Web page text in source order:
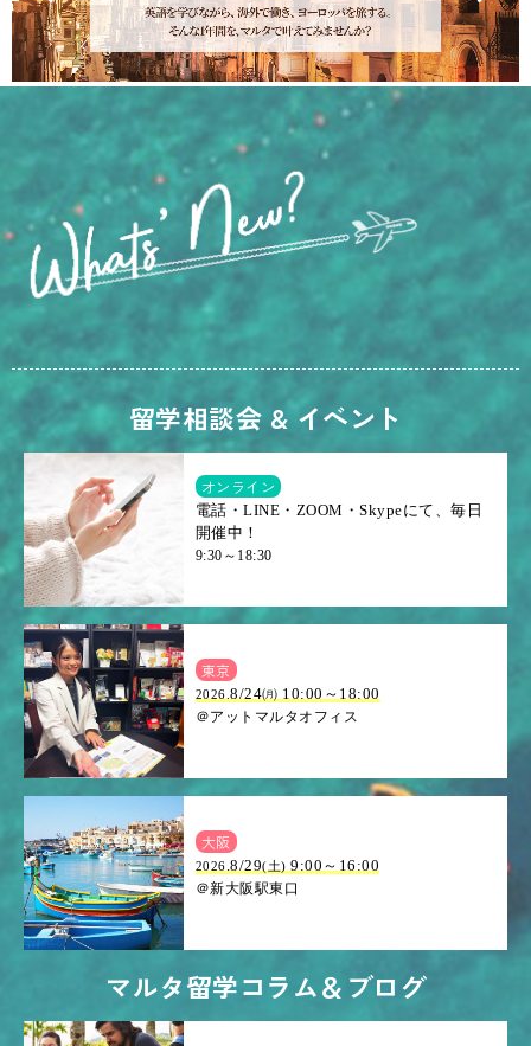
留学相談会 & イベント
オンライン
電話・LINE・ZOOM・Skypeにて、毎日
開催中！
9:30～18:30
東京
2026.8/24㈪ 10:00～18:00
＠アットマルタオフィス
大阪
2026 .8/29(土) 9:00～16:00
＠新大阪駅東口
マルタ留学コラム＆ブログ